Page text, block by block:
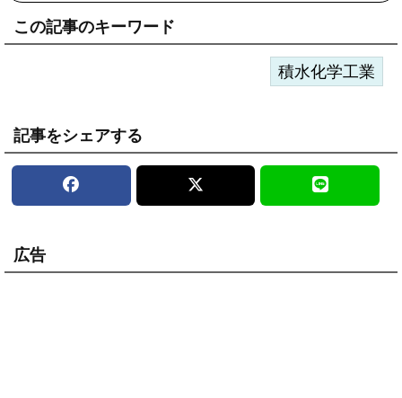
この記事のキーワード
積水化学工業
記事をシェアする
広告